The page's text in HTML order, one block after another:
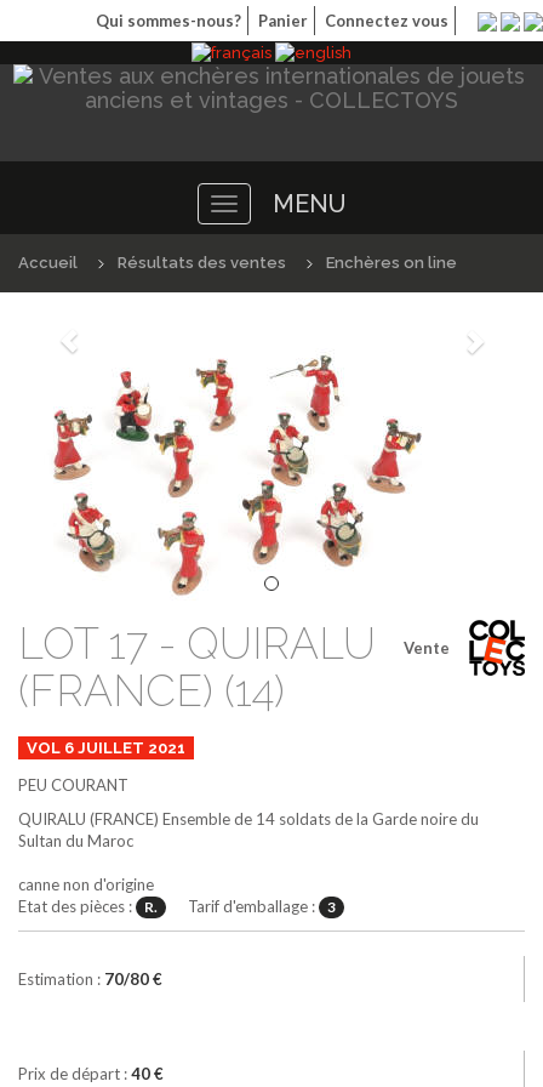
Qui sommes-nous? Panier Connectez vous
Toggle
navigation
MENU
Accueil Résultats des ventes Enchères on line
Précédént
Vente
LOT 17 - QUIRALU
(FRANCE) (14)
VOL 6 JUILLET 2021
PEU COURANT
QUIRALU (FRANCE) Ensemble de 14 soldats de la Garde noire du
Sultan du Maroc
canne non d'origine
Etat des pièces :
R. Tarif d'emballage : 3
Estimation : 70/80 €
Prix de départ :40 €